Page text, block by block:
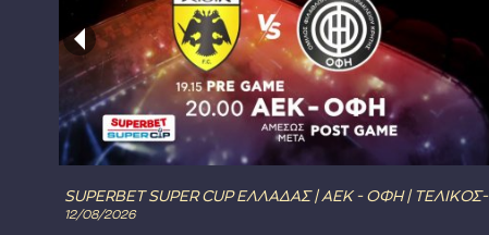
SUPERBET SUPER CUP ΕΛΛΑΔΑΣ | ΑΕΚ - ΟΦΗ | ΤΕΛΙΚΟΣ-
12/08/2026